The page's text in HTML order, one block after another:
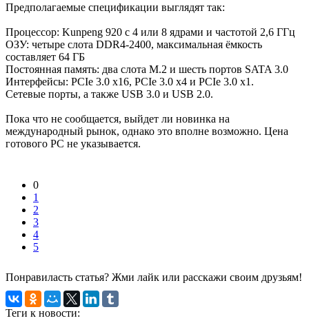
Предполагаемые спецификации выглядят так:
Процессор: Kunpeng 920 с 4 или 8 ядрами и частотой 2,6 ГГц
ОЗУ: четыре слота DDR4-2400, максимальная ёмкость
составляет 64 ГБ
Постоянная память: два слота M.2 и шесть портов SATA 3.0
Интерфейсы: PCIe 3.0 x16, PCIe 3.0 x4 и PCIe 3.0 x1.
Сетевые порты, а также USB 3.0 и USB 2.0.
Пока что не сообщается, выйдет ли новинка на
международный рынок, однако это вполне возможно. Цена
готового PC не указывается.
0
1
2
3
4
5
Понравиласть статья? Жми лайк или расскажи своим друзьям!
Теги к новости: